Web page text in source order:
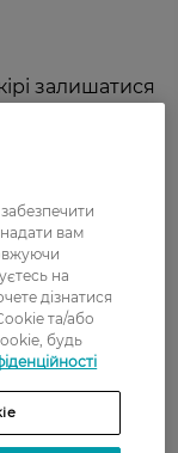
залишатися
Для
сироватки з
від
зберегти
Watsons
засоби, які
змін:
чи
вам
на
дізнатися
та/або
будь